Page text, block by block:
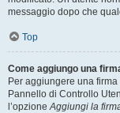
messaggio dopo che
Top
Come aggiungo una
Per aggiungere una
Pannello di Controllo
l’opzioneAggiungi la